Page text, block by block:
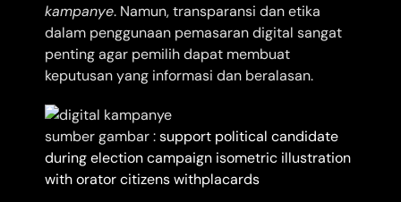
kampanye. Namun, transparansi dan etika
dalam penggunaan pemasaran digital sangat
penting agar pemilih dapat membuat
keputusan yang informasi dan beralasan.
sumber gambar :support political candidate
during election campaign isometric illustration
with orator citizens withplacards